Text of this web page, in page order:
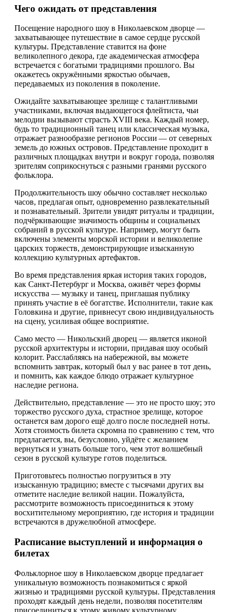
Чего ожидать от представления
Посещение народного шоу в Николаевском дворце —
захватывающее путешествие в самое сердце русской
культуры. Представление ставится на фоне
великолепного декора, где академическая атмосфера
встречается с богатыми традициями прошлого. Вы
окажетесь окружёнными яркостью обычаев,
передаваемых из поколения в поколение.
Ожидайте захватывающее зрелище с талантливыми
участниками, включая выдающегося флейтиста, чьи
мелодии вызывают страсть XVIII века. Каждый номер,
будь то традиционный танец или классическая музыка,
отражает разнообразие регионов России — от северных
земель до южных островов. Представление проходит в
различных площадках внутри и вокруг города, позволяя
зрителям соприкоснуться с разными гранями русского
фольклора.
Продолжительность шоу обычно составляет несколько
часов, предлагая опыт, одновременно развлекательный
и познавательный. Зрители увидят ритуалы и традиции,
подчёркивающие значимость общины и социальных
собраний в русской культуре. Например, могут быть
включены элементы морской истории и великолепие
царских торжеств, демонстрирующие изысканную
коллекцию культурных артефактов.
Во время представления яркая история таких городов,
как Санкт-Петербург и Москва, оживёт через формы
искусства — музыку и танец, приглашая публику
принять участие в её богатстве. Исполнители, такие как
Головкина и другие, привнесут свою индивидуальность
на сцену, усиливая общее восприятие.
Само место — Никольский дворец — является иконой
русской архитектуры и истории, придавая шоу особый
колорит. Расслабляясь на набережной, вы можете
вспомнить завтрак, который был у вас ранее в тот день,
и помнить, как каждое блюдо отражает культурное
наследие региона.
Действительно, представление — это не просто шоу; это
торжество русского духа, страстное зрелище, которое
останется вам дорого ещё долго после последней ноты.
Хотя стоимость билета скромна по сравнению с тем, что
предлагается, вы, безусловно, уйдёте с желанием
вернуться и узнать больше того, чем этот волшебный
сезон в русской культуре готов поделиться.
Приготовьтесь полностью погрузиться в эту
изысканную традицию; вместе с тысячами других вы
отметите наследие великой нации. Пожалуйста,
рассмотрите возможность присоединиться к этому
восхитительному мероприятию, где история и традиции
встречаются в дружелюбной атмосфере.
Расписание выступлений и информация о
билетах
Фольклорное шоу в Николаевском дворце предлагает
уникальную возможность познакомиться с яркой
жизнью и традициями русской культуры. Представления
проходят каждый день недели, позволяя посетителям
присоединиться к этому живому культурному